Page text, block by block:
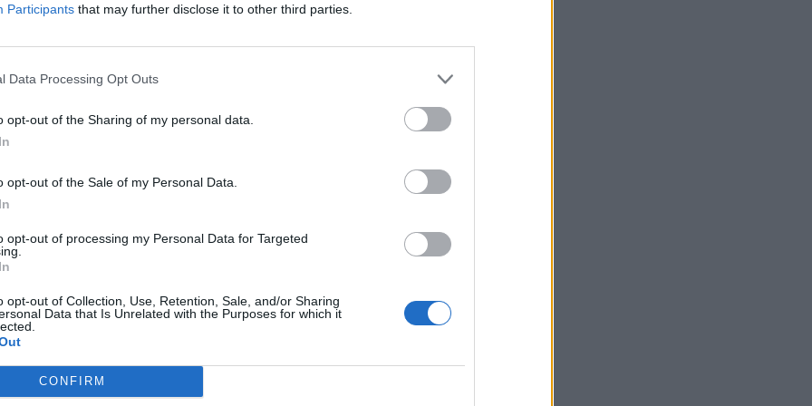
Participants that may further disclose it to other third parties.
Data Processing Opt Outs
opt-out of the Sharing of my personal data.
opt-out of the Sale of my Personal Data.
opt-out of processing my Personal Data for Targeted
opt-out of Collection, Use, Retention, Sale, and/or Sharing
Data that Is Unrelated with the Purposes for which it
CONFIRM
forintos a forgalom, mely átlag felettinek számít. Az árfolyam továbbra is
tartózkodik. Üzletkötői körökből származó információink...
portfolio.hu hírarchívumához tartozik, melynek olvasása előfizetéses
tartalmazza:
cikkarchívum
elmúlt 2 év napon belüli
Előfizetés
VAGY? BEJELENTKEZÉS